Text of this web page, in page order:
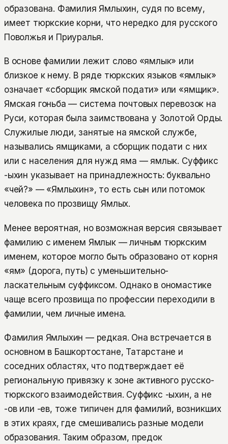
образована. Фамилия Ямлыхин, судя по всему,
имеет тюркские корни, что нередко для русского
Поволжья и Приуралья.
В основе фамилии лежит слово «ямлык» или
близкое к нему. В ряде тюркских языков «ямлык»
означает «сборщик ямской подати» или «ямщик».
Ямская гоньба — система почтовых перевозок на
Руси, которая была заимствована у Золотой Орды.
Служилые люди, занятые на ямской службе,
назывались ямщиками, а сборщик подати с них
или с населения для нужд яма — ямлык. Суффикс
-ыхин указывает на принадлежность: буквально
«чей?» — «Ямлыхин», то есть сын или потомок
человека по прозвищу Ямлых.
Менее вероятная, но возможная версия связывает
фамилию с именем Ямлык — личным тюркским
именем, которое могло быть образовано от корня
«ям» (дорога, путь) с уменьшительно-
ласкательным суффиксом. Однако в ономастике
чаще всего прозвища по профессии переходили в
фамилии, чем личные имена.
Фамилия Ямлыхин — редкая. Она встречается в
основном в Башкортостане, Татарстане и
соседних областях, что подтверждает её
региональную привязку к зоне активного русско-
тюркского взаимодействия. Суффикс -ыхин, а не
-ов или -ев, тоже типичен для фамилий, возникших
в этих краях, где смешивались разные модели
образования. Таким образом, предок